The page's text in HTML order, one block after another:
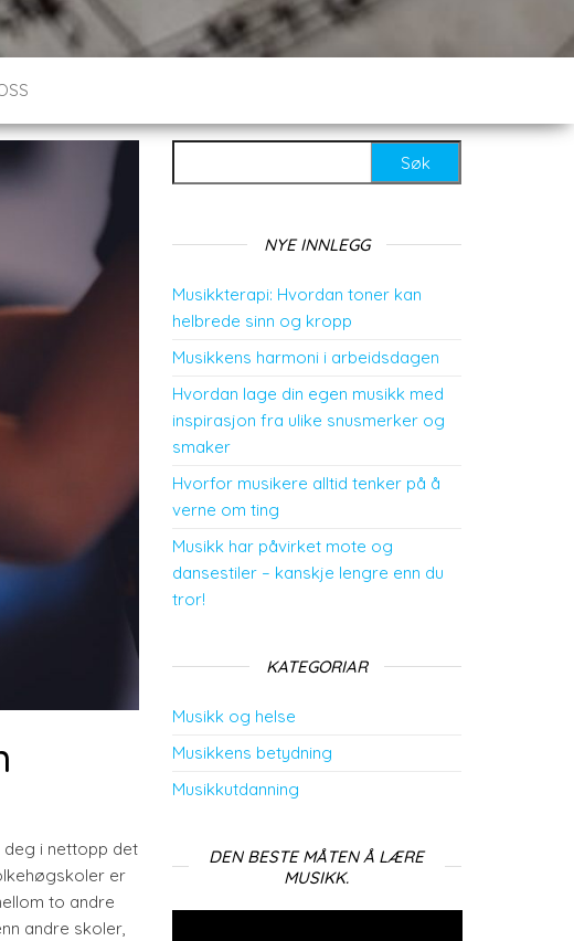
i nettopp det
er
to andre
andre skoler,
NYE INNLEGG
Musikkterapi: Hvordan toner kan
helbrede sinn og kropp
Musikkens harmoni i arbeidsdagen
Hvordan lage din egen musikk med
inspirasjon fra ulike snusmerker og
smaker
Hvorfor musikere alltid tenker på å
verne om ting
Musikk har påvirket mote og
dansestiler – kanskje lengre enn du
tror!
KATEGORIAR
Musikk og helse
Musikkens betydning
Musikkutdanning
DEN BESTE MÅTEN Å LÆRE
MUSIKK.